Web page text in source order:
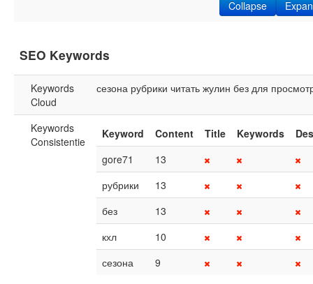
Collapse
SEO Keywords
Keywords
Cloud
сезона рубрики читать жулин без для
Keywords
Consistentie
Keyword Content Title Keywords
gore71
13
рубрики
13
без
13
кхл
10
сезона
9